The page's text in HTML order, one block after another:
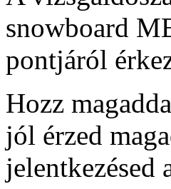
snowboard
pontjáról
Hozz
jól érzed
jelentkezésed